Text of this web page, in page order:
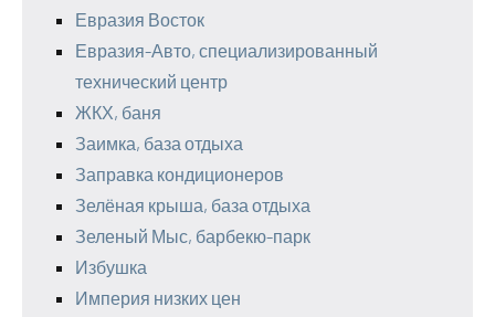
Евразия Восток
Евразия-Авто, специализированный
технический центр
ЖКХ, баня
Заимка, база отдыха
Заправка кондиционеров
Зелёная крыша, база отдыха
Зеленый Мыс, барбекю-парк
Избушка
Империя низких цен